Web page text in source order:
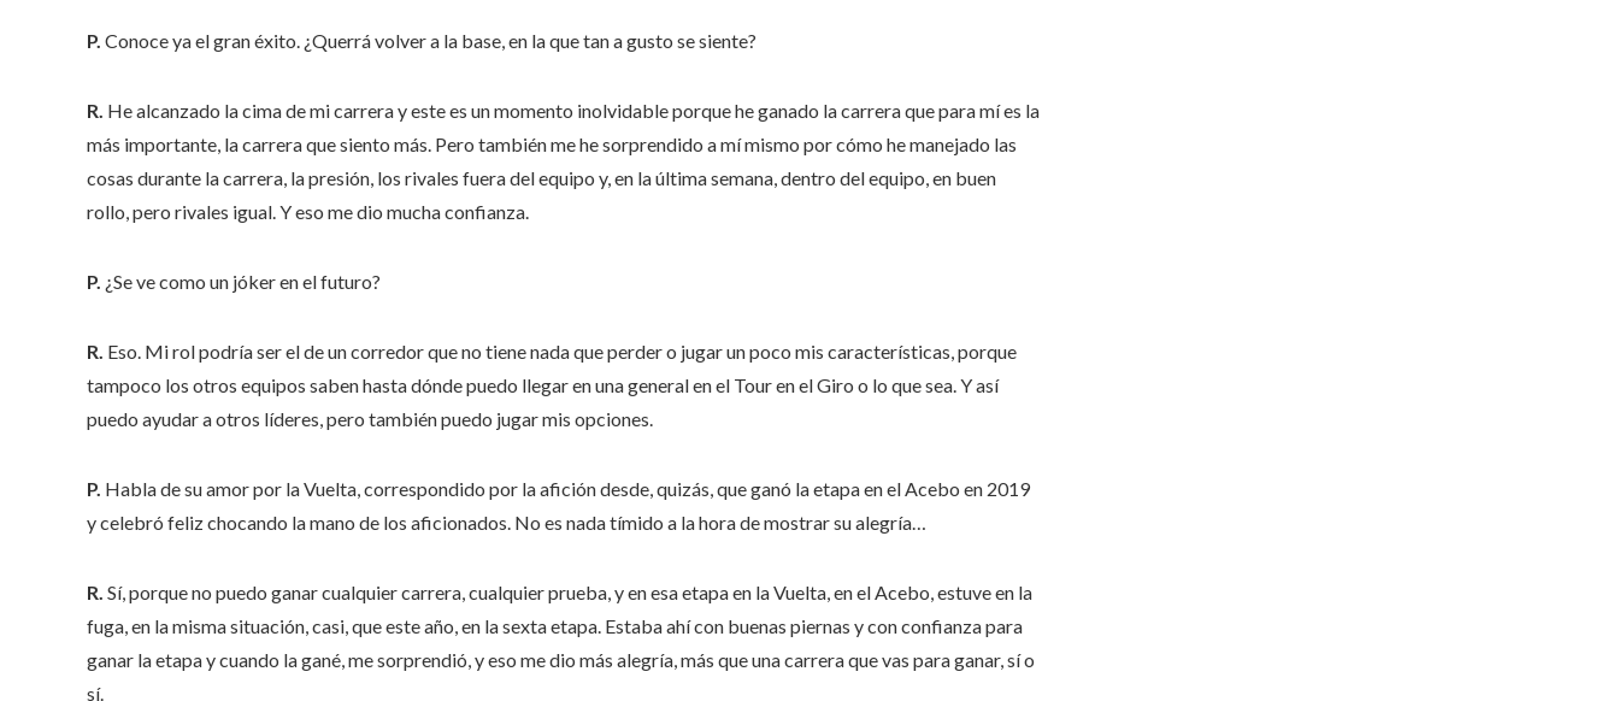
P. Conoce ya el gran éxito. ¿Querrá volver a la base, en la que tan a gusto se siente?
R. He alcanzado la cima de mi carrera y este es un momento inolvidable porque he ganado la carrera que para mí es la
más importante, la carrera que siento más. Pero también me he sorprendido a mí mismo por cómo he manejado las
cosas durante la carrera, la presión, los rivales fuera del equipo y, en la última semana, dentro del equipo, en buen
rollo, pero rivales igual. Y eso me dio mucha confianza.
P. ¿Se ve como un jóker en el futuro?
R. Eso. Mi rol podría ser el de un corredor que no tiene nada que perder o jugar un poco mis características, porque
tampoco los otros equipos saben hasta dónde puedo llegar en una general en el Tour en el Giro o lo que sea. Y así
puedo ayudar a otros líderes, pero también puedo jugar mis opciones.
P. Habla de su amor por la Vuelta, correspondido por la afición desde, quizás, que ganó la etapa en el Acebo en 2019
y celebró feliz chocando la mano de los aficionados. No es nada tímido a la hora de mostrar su alegría…
R. Sí, porque no puedo ganar cualquier carrera, cualquier prueba, y en esa etapa en la Vuelta, en el Acebo, estuve en la
fuga, en la misma situación, casi, que este año, en la sexta etapa. Estaba ahí con buenas piernas y con confianza para
ganar la etapa y cuando la gané, me sorprendió, y eso me dio más alegría, más que una carrera que vas para ganar, sí o
sí.